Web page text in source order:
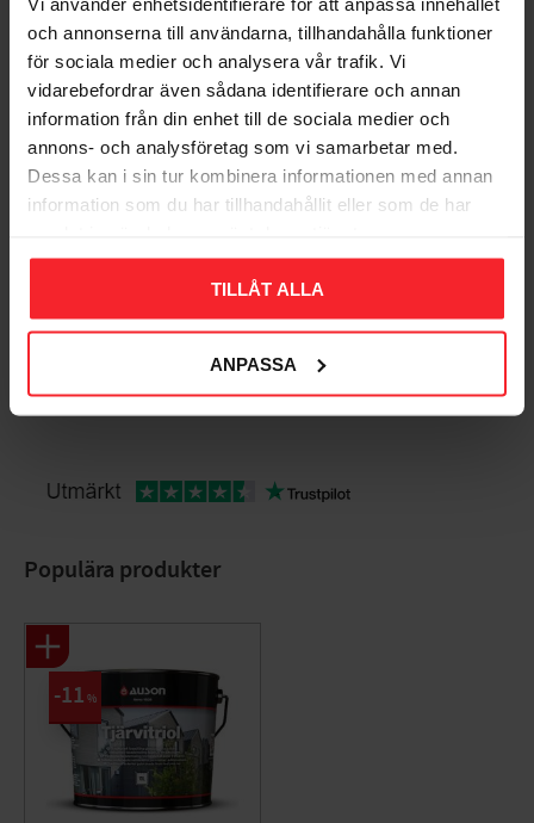
och annonserna till användarna, tillhandahålla funktioner
för sociala medier och analysera vår trafik. Vi
vidarebefordrar även sådana identifierare och annan
information från din enhet till de sociala medier och
annons- och analysföretag som vi samarbetar med.
Dessa kan i sin tur kombinera informationen med annan
information som du har tillhandahållit eller som de har
TILLÅT ALLA
ANPASSA
Bedømmelser
Dig
Bliv den første, der giver en bedømmelse.
DKK
Gem som favorit
Populära produkter
11 %